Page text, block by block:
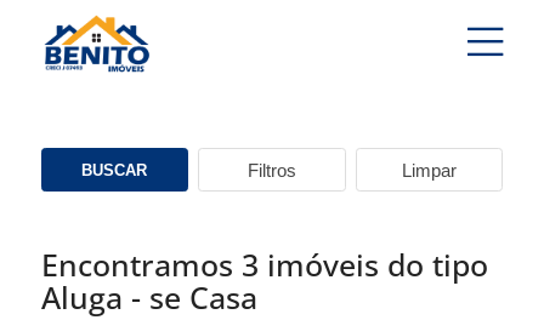
BUSCAR Filtros Limpar
Encontramos 3 imóveis do tipo
Aluga - se Casa